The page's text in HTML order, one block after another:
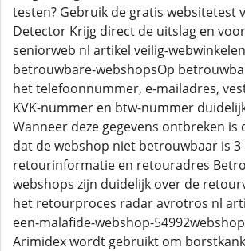
testen? Gebruik de gratis websitetest
Detector Krijg direct de uitslag en
seniorweb nl artikel veilig-
betrouwbare-webshopsOp
het telefoonnummer, e-mailadres,
KVK-nummer en btw-nummer
Wanneer deze gegevens ontbreken is
dat de webshop niet betrouwbaar is 3
retourinformatie en retouradres
webshops zijn duidelijk over de
het retourproces radar avrotros nl
een-malafide-webshop-
Arimidex wordt gebruikt om